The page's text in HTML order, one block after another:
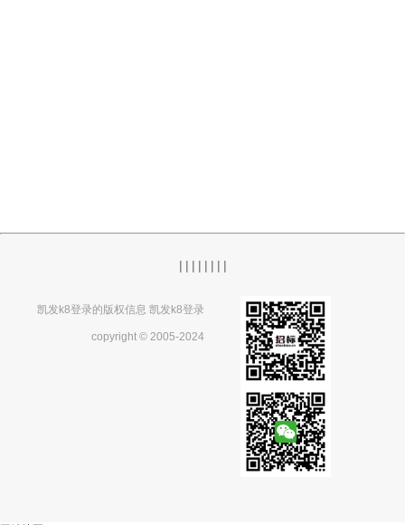
| | | | | | | |
凯发k8登录的版权信息 凯发k8登录
copyright © 2005-2024